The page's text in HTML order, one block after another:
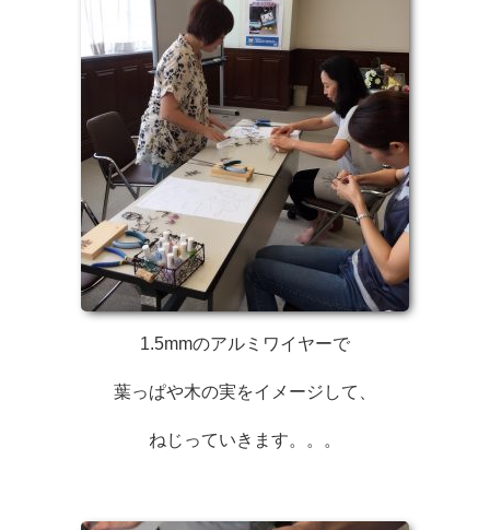
1.5mmのアルミワイヤーで
葉っぱや木の実をイメージして、
ねじっていきます。。。